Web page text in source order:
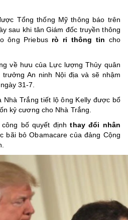
Tổng thống Mỹ thông báo trên
sau khi tân Giám đốc truyền thông
ông Priebus rò rỉ thông tin cho
về hưu của Lực lượng Thủy quân
An ninh Nội địa và sẽ nhậm
31-7.
Nhà Trắng tiết lộ ông Kelly được bổ
kỷ cương cho Nhà Trắng.
công bố quyết địnhthay đổi nhân
bãi bỏ Obamacare của đảng Cộng